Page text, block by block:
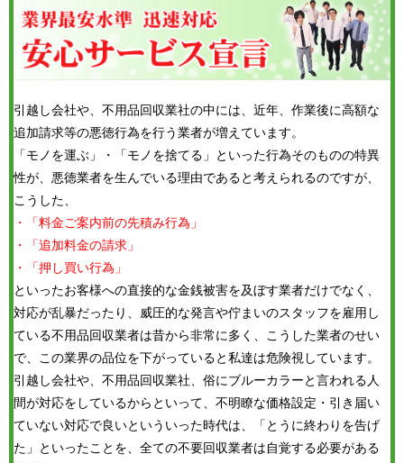
引越し会社や、不用品回収業社の中には、近年、作業後に高額な
追加請求等の悪徳行為を行う業者が増えています。
「モノを運ぶ」・「モノを捨てる」といった行為そのものの特異
性が、悪徳業者を生んでいる理由であると考えられるのですが、
こうした、
・「料金ご案内前の先積み行為」
・「追加料金の請求」
・「押し買い行為」
といったお客様への直接的な金銭被害を及ぼす業者だけでなく、
対応が乱暴だったり、威圧的な発言や佇まいのスタッフを雇用し
ている不用品回収業者は昔から非常に多く、こうした業者のせい
で、この業界の品位を下がっていると私達は危険視しています。
引越し会社や、不用品回収業社、俗にブルーカラーと言われる人
間が対応をしているからといって、不明瞭な価格設定・引き届い
ていない対応で良いといういった時代は、「とうに終わりを告げ
た」といったことを、全ての不要回収業者は自覚する必要がある